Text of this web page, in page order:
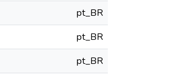
pt_BR
pt_BR
pt_BR